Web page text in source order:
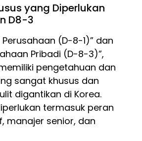
yang Diperlukan
D8-3
Perusahaan (D-8-1)” dan
Pribadi (D-8-3)”,
pengetahuan dan
sangat khusus dan
digantikan di Korea.
termasuk peran
manajer senior, dan